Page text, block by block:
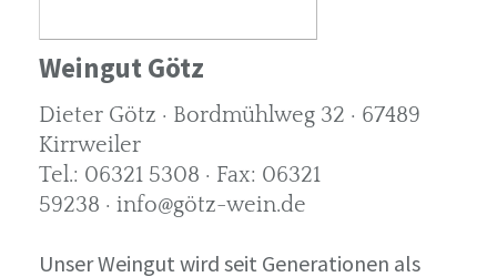
Weingut Götz
Dieter Götz · Bordmühlweg 32 · 67489
Kirrweiler
Tel.: 06321 5308 · Fax: 06321
59238 · info@götz-wein.de
Unser Weingut wird seit Generationen als